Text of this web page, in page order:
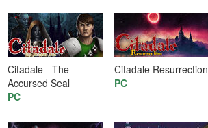
Citadale - The
Accursed Seal
PC
Citadale Resurrection
PC